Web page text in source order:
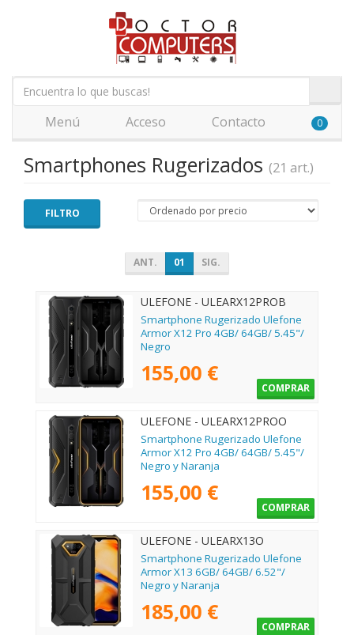
Menú Acceso Contacto 0
Smartphones Rugerizados (21 art.)
FILTRO
ANT. 01 SIG.
ULEFONE - ULEARX12PROB
Smartphone Rugerizado Ulefone
Armor X12 Pro 4GB/ 64GB/ 5.45"/
Negro
155,00 €
COMPRAR
ULEFONE - ULEARX12PROO
Smartphone Rugerizado Ulefone
Armor X12 Pro 4GB/ 64GB/ 5.45"/
Negro y Naranja
155,00 €
COMPRAR
ULEFONE - ULEARX13O
Smartphone Rugerizado Ulefone
Armor X13 6GB/ 64GB/ 6.52"/
Negro y Naranja
185,00 €
COMPRAR